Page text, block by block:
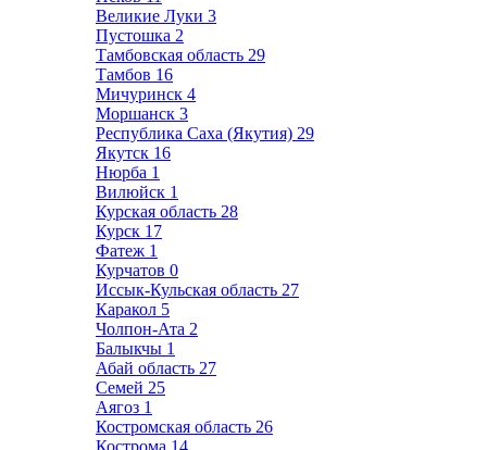
Великие Луки 3
Пустошка 2
Тамбовская область 29
Тамбов 16
Мичуринск 4
Моршанск 3
Республика Саха (Якутия) 29
Якутск 16
Нюрба 1
Вилюйск 1
Курская область 28
Курск 17
Фатеж 1
Курчатов 0
Иссык-Кульская область 27
Каракол 5
Чолпон-Ата 2
Балыкчы 1
Абай область 27
Семей 25
Аягоз 1
Костромская область 26
Кострома 14